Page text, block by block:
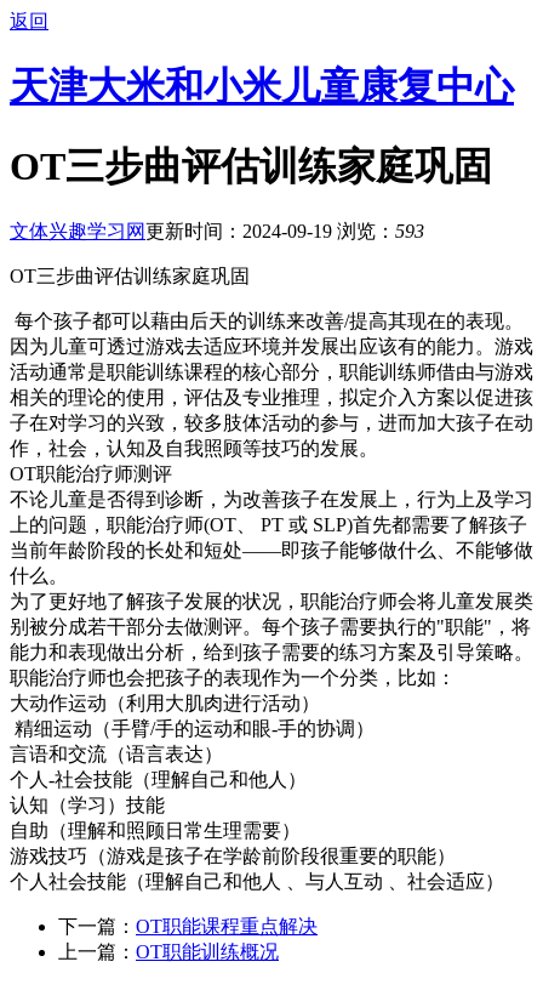
返回
天津大米和小米儿童康复中心
OT三步曲评估训练家庭巩固
文体兴趣学习网更新时间：2024-09-19 浏览： 593
OT三步曲评估训练家庭巩固
每个孩子都可以藉由后天的训练来改善/提高其现在的表现。
因为儿童可透过游戏去适应环境并发展出应该有的能力。游戏
活动通常是职能训练课程的核心部分，职能训练师借由与游戏
相关的理论的使用，评估及专业推理，拟定介入方案以促进孩
子在对学习的兴致，较多肢体活动的参与，进而加大孩子在动
作，社会，认知及自我照顾等技巧的发展。
OT职能治疗师测评
不论儿童是否得到诊断，为改善孩子在发展上，行为上及学习
上的问题，职能治疗师(OT、 PT 或 SLP)首先都需要了解孩子
当前年龄阶段的长处和短处——即孩子能够做什么、不能够做
什么。
为了更好地了解孩子发展的状况，职能治疗师会将儿童发展类
别被分成若干部分去做测评。每个孩子需要执行的"职能"，将
能力和表现做出分析，给到孩子需要的练习方案及引导策略。
职能治疗师也会把孩子的表现作为一个分类，比如：
大动作运动（利用大肌肉进行活动）
精细运动（手臂/手的运动和眼-手的协调）
言语和交流（语言表达）
个人-社会技能（理解自己和他人）
认知（学习）技能
自助（理解和照顾日常生理需要）
游戏技巧（游戏是孩子在学龄前阶段很重要的职能）
个人社会技能（理解自己和他人 、与人互动 、社会适应）
下一篇： OT职能课程重点解决
上一篇： OT职能训练概况